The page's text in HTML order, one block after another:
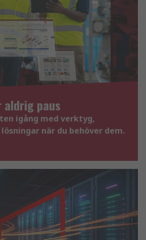
aldrig paus
igång med verktyg,
när du behöver dem.